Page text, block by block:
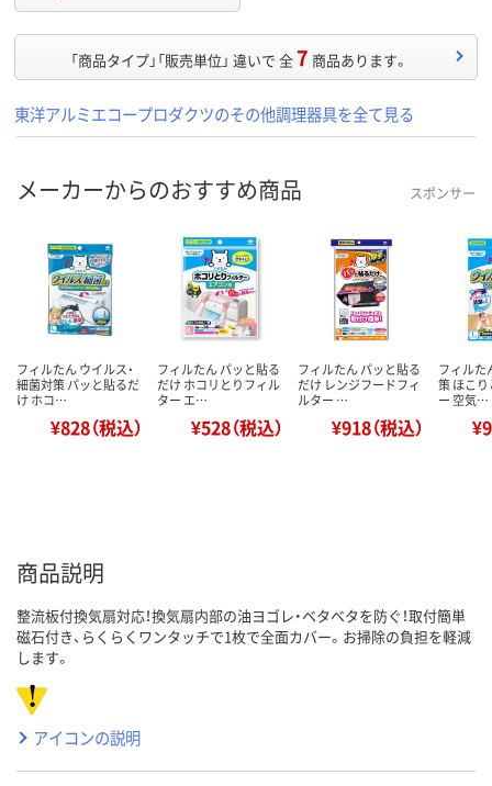
「商品タイプ」「販売単位」 違いで 全7 商品あります。
東洋アルミエコープロダクツのその他調理器具を全て見る
メーカーからのおすすめ商品 スポンサー
フィルたん ウイルス・
細菌対策 パッと貼るだ
け ホコ…
¥828（税込）
フィルたん パッと貼る
だけ ホコリとりフィル
ター エ…
¥528（税込）
フィルたん パッと貼る
だけ レンジフードフィ
ルター …
¥918（税込）
フィルた
策 ほこ
ー 空気…
商品説明
整流板付換気扇対応！換気扇内部の油ヨゴレ・ベタベタを防ぐ！取付簡単
磁石付き、らくらくワンタッチで1枚で全面カバー。お掃除の負担を軽減
します。
アイコンの説明